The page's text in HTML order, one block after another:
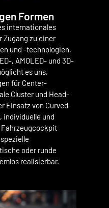
Formen
internationales
Zugang zu einer
und -technologien,
, AMOLED- und 3D-
es uns,
für Center-
Cluster und Head-
Einsatz von Curved-
individuelle und
Fahrzeugcockpit
oder runde
realisierbar.